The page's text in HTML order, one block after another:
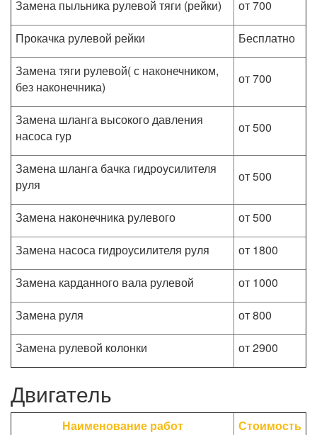
Замена пыльника рулевой тяги (рейки)
от 700
Прокачка рулевой рейки
Бесплатно
Замена тяги рулевой( с наконечником,
без наконечника)
от 700
Замена шланга высокого давления
насоса гур
от 500
Замена шланга бачка гидроусилителя
руля
от 500
Замена наконечника рулевого
от 500
Замена насоса гидроусилителя руля
от 1800
Замена карданного вала рулевой
от 1000
Замена руля
от 800
Замена рулевой колонки
от 2900
Двигатель
Наименование работ
Стоимость